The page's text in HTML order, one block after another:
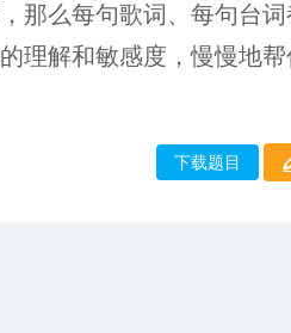
那么每句歌词、每句台
理解和敏感度，慢慢地
下载题目